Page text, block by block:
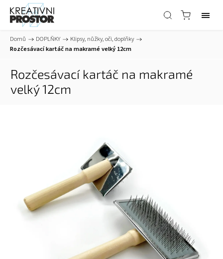
Domů / DOPLŇKY / Klipsy, nůžky, oči, doplňky /
Rozčesávací kartáč na makramé velký 12cm
Rozčesávací kartáč na makramé
velký 12cm